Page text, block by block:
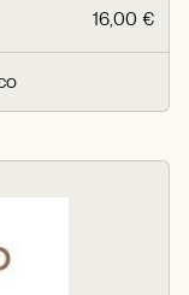
16,00 €